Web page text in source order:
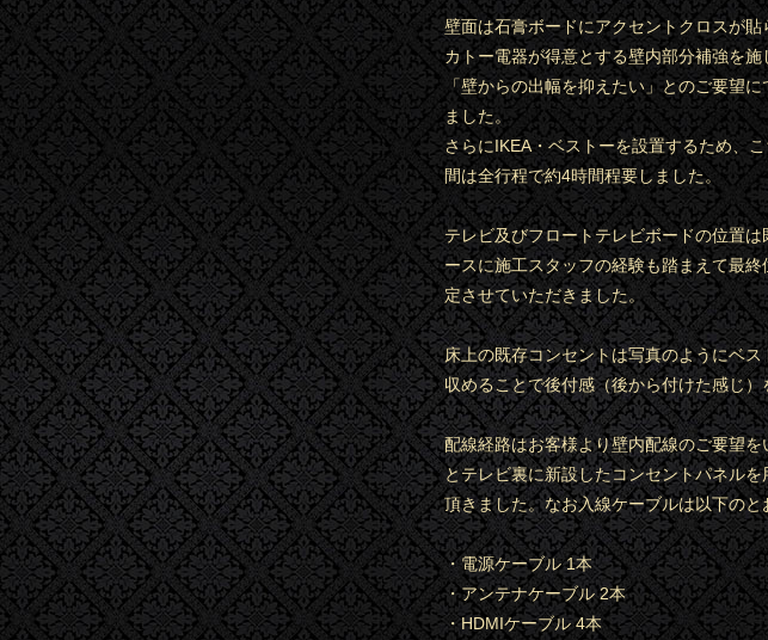
壁面は石膏ボードにアクセントクロスが
カトー電器が得意とする壁内部分補強を
「壁からの出幅を抑えたい」とのご要望
ました。
さらにIKEA・ベストーを設置するため、
間は全行程で約4時間程要しました。
テレビ及びフロートテレビボードの位置
ースに施工スタッフの経験も踏まえて最
定させていただきました。
床上の既存コンセントは写真のようにベ
収めることで後付感（後から付けた感じ
配線経路はお客様より壁内配線のご要望
とテレビ裏に新設したコンセントパネル
頂きました。なお入線ケーブルは以下のと
・電源ケーブル 1本
・アンテナケーブル 2本
・HDMIケーブル 4本